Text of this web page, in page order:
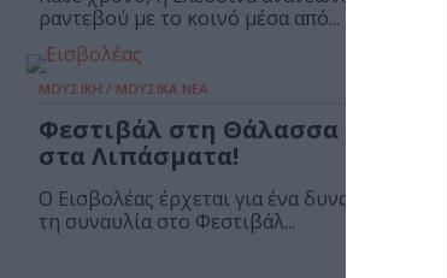
ραντεβού με το κοινό μέσα από...
ΜΟΥΣΙΚΗ / ΜΟΥΣΙΚΑ ΝΕΑ
Φεστιβάλ στη Θάλασσα 2026: Ο
στα Λιπάσματα!
Ο Εισβολέας έρχεται για ένα δυνατό live στα
τη συναυλία στο Φεστιβάλ...